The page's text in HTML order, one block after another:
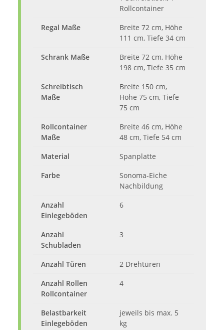
Rollcontainer
Regal Maße
Breite 72 cm, Höhe
111 cm, Tiefe 34 cm
Schrank Maße
Breite 72 cm, Höhe
198 cm, Tiefe 35 cm
Schreibtisch
Maße
Breite 150 cm,
Höhe 75 cm, Tiefe
75 cm
Rollcontainer
Maße
Breite 46 cm, Höhe
48 cm, Tiefe 54 cm
Material
Spanplatte
Farbe
Sonoma-Eiche
Nachbildung
Anzahl
Einlegeböden
6
Anzahl
Schubladen
3
Anzahl Türen
2 Drehtüren
Anzahl Rollen
Rollcontainer
4
Belastbarkeit
Einlegeböden
jeweils bis max. 5
kg